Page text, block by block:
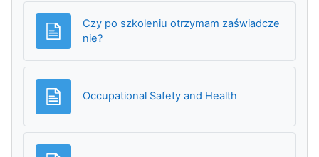
Czy po szkoleniu otrzymam zaświadcze
nie?Strona
Occupational Safety and Health